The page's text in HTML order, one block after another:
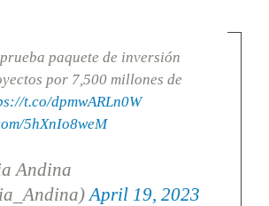
paquete de inversión
por 7,500 millones de
t.co/dpmwARLn0W
5hXnIo8weM
Andina
April 19, 2023